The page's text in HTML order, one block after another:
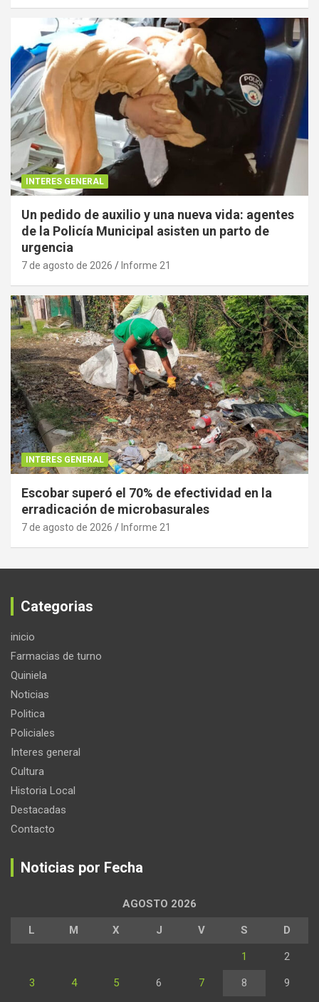
INTERES GENERAL
Un pedido de auxilio y una nueva vida: agentes
de la Policía Municipal asisten un parto de
urgencia
7 de agosto de 2026 Informe 21
INTERES GENERAL
Escobar superó el 70% de efectividad en la
erradicación de microbasurales
7 de agosto de 2026 Informe 21
Categorias
inicio
Farmacias de turno
Quiniela
Noticias
Politica
Policiales
Interes general
Cultura
Historia Local
Destacadas
Contacto
Noticias por Fecha
AGOSTO 2026
L M X J V S D
1 2
3 4 5 6 7 8 9